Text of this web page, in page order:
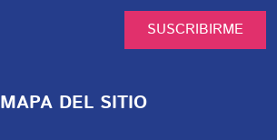
SUSCRIBIRME
MAPA DEL SITIO